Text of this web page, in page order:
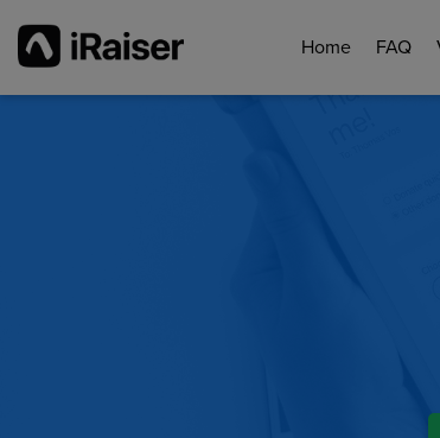
Home FAQ